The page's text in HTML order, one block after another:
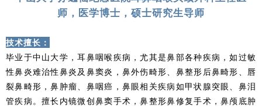
师，医学博士，硕士研究生导师
技术擅长：
毕业于中山大学，耳鼻咽喉疾病，尤其是鼻部各种疾病，如过敏
性鼻炎难治性鼻炎及鼻窦炎，鼻外伤畸形、鼻整形后鼻畸形、唇
裂鼻畸形，鼻肿瘤、鼻咽癌，鼻眼相关疾病如甲状腺突眼、鼻泪
管疾病。擅长内镜微创鼻窦手术，鼻整形鼻修复手术，鼻颅底肿